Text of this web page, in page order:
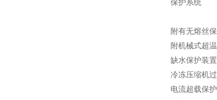
保护系统
附有无熔丝
附机械式超
缺水保护装
冷冻压缩机
电流超载保